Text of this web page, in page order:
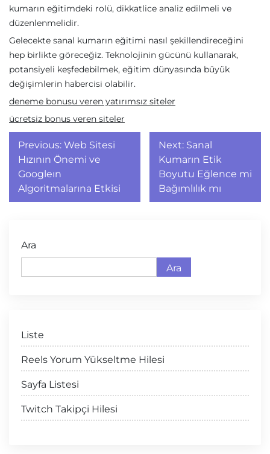
kumarın eğitimdeki rolü, dikkatlice analiz edilmeli ve
düzenlenmelidir.
Gelecekte sanal kumarın eğitimi nasıl şekillendireceğini
hep birlikte göreceğiz. Teknolojinin gücünü kullanarak,
potansiyeli keşfedebilmek, eğitim dünyasında büyük
değişimlerin habercisi olabilir.
deneme bonusu veren yatırımsız siteler
ücretsiz bonus veren siteler
Yazı
gezinmesi
Previous: Web Sitesi
Hızının Önemi ve
Googleın
Algoritmalarına Etkisi
Next: Sanal
Kumarın Etik
Boyutu Eğlence mi
Bağımlılık mı
Ara
Ara
Liste
Reels Yorum Yükseltme Hilesi
Sayfa Listesi
Twitch Takipçi Hilesi